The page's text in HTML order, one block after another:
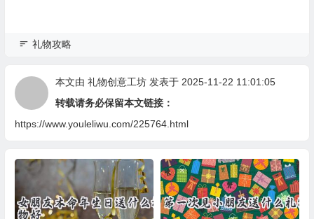
礼物攻略
本文由 礼物创意工坊发表于 2025-11-22 11:01:05
转载请务必保留本文链接：
https://www.youleliwu.com/225764.html